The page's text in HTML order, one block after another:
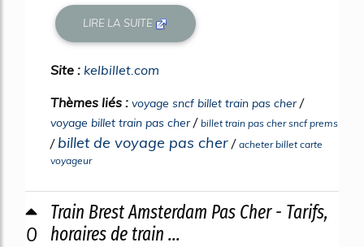
LIRE LA SUITE
Site : kelbillet.com
Thèmes liés : voyage sncf billet train pas cher/
voyage billet train pas cher/ billet train pas cher sncf prems
/ billet de voyage pas cher / acheter billet carte
voyageur
0
Train Brest Amsterdam Pas Cher - Tarifs,
horaires de train ...